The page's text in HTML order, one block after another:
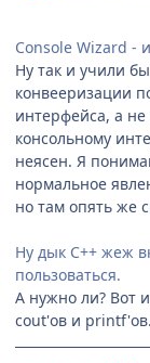
Console Wizard -
Ну так и учили
конвееризации
интерфейса, а
консольному
неясен. Я
нормальное
но там опять же
Ну дык С++ жеж
пользоваться.
А нужно ли? Вот
cout'ов и printf'ов.